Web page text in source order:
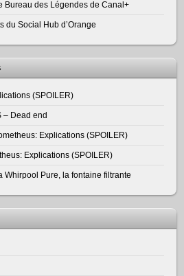
Bureau des Légendes de Canal+
du Social Hub d’Orange
(SPOILER)
– Dead end
Explications (SPOILER)
Explications (SPOILER)
Whirpool Pure, la fontaine filtrante